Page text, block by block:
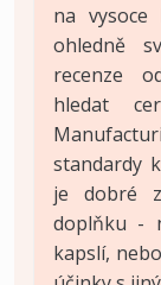
na
ohledně
recenze
hledat
standardy
je dobré
doplňku -
kapslí,